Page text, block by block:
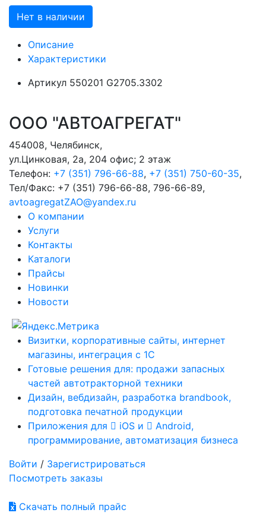
Нет в наличии
Описание
Характеристики
Артикул 550201 G2705.3302
ООО "АВТОАГРЕГАТ"
454008, Челябинск,
ул.Цинковая, 2а, 204 офис; 2 этаж
Телефон: +7 (351) 796-66-88, +7 (351) 750-60-35,
Тел/Факс: +7 (351) 796-66-88, 796-66-89,
avtoagregatZAO@yandex.ru
О компании
Услуги
Контакты
Каталоги
Прайсы
Новинки
Новости
Визитки, корпоративные сайты, интернет
магазины, интеграция с 1С
Готовые решения для: продажи запасных
частей автотракторной техники
Дизайн, вебдизайн, разработка brandbook,
подготовка печатной продукции
Приложения для
iOS и
Android,
программирование, автоматизация бизнеса
Войти / Зарегистрироваться
Посмотреть заказы
Скачать полный прайс